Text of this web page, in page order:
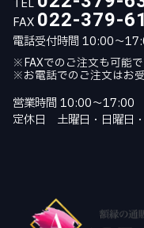
TEL
FAX 022-379-
電話受付時間 10:00～
※FAXでのご注文も可能で
※お電話でのご注文はお
営業時間 10:00～17:00
定休日 土曜日・日曜日